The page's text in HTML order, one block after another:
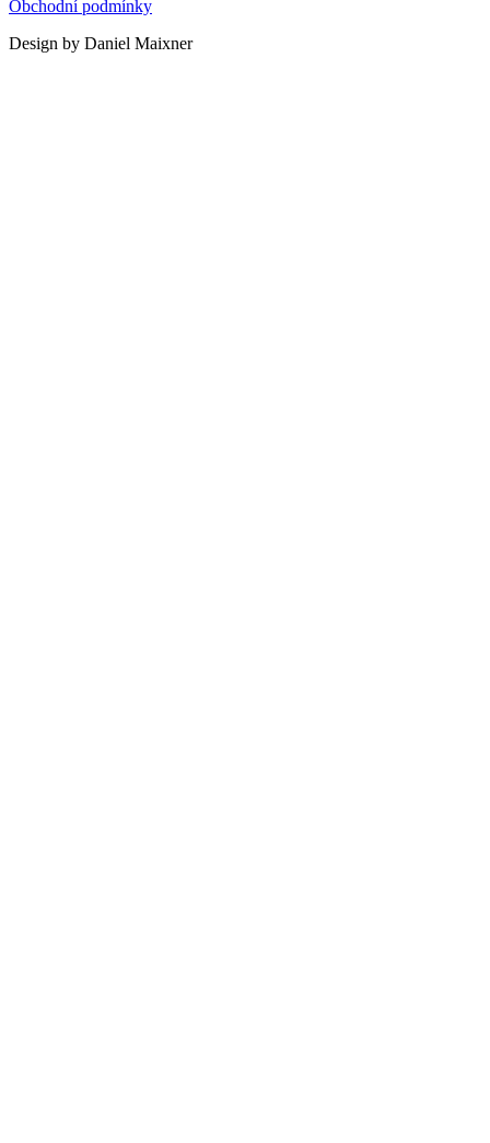
Obchodní podmínky
Design by Daniel Maixner